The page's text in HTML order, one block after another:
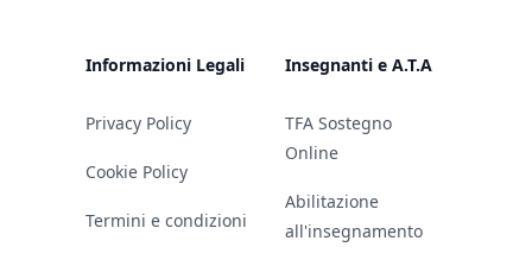
Informazioni Legali
Privacy Policy
Cookie Policy
Termini e condizioni
Insegnanti e A.T.A
TFA Sostegno
Online
Abilitazione
all'insegnamento